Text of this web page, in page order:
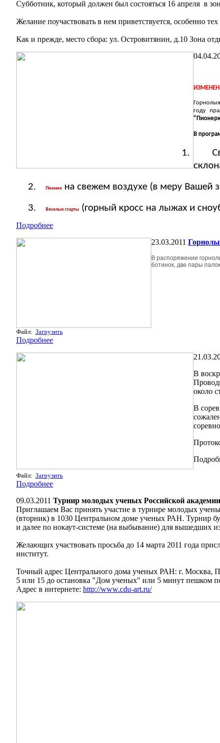
Субботник, который должен был состояться 16 апреля в
Желание поучаствовать в нем приветствуется, особенно
Как и прежде, место сбора: ул. Островитянин, д.10 Зона
году
В
1.
2. Пикник на свежем воздухе (в меру Вашей
3. Веселые старты (горный кросс на лыжах и
Подробнее
23.03.2011
В распоряжении
ботинок, две пары
Файл: Загрузить
Подробнее
В
около
В
Файл: Загрузить
Подробнее
09.03.2011 Турнир молодых ученых Российской
Приглашаем Вас принять участие в турнире молодых
(вторник) в 1030 Центральном доме ученых РАН. Турнир
и далее по нокаут-системе (на выбывание) для вышедших
Желающих участвовать просьба до 14 марта 2011 года
институт.
Точный адрес Центрального дома ученых РАН: г. Москва,
5 или 15 до остановка "Дом ученых" или 5 минут пешком
Адрес в интернете: http://www.cdu-art.ru/